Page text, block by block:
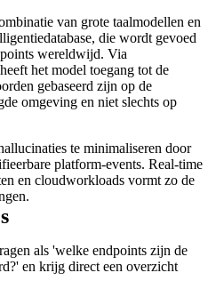
van grote taalmodellen en
die wordt gevoed
wereldwijd. Via
het model toegang tot de
gebaseerd zijn op de
omgeving en niet slechts op
te minimaliseren door
platform-events. Real-time
en cloudworkloads vormt zo de
als 'welke endpoints zijn de
en krijg direct een overzicht